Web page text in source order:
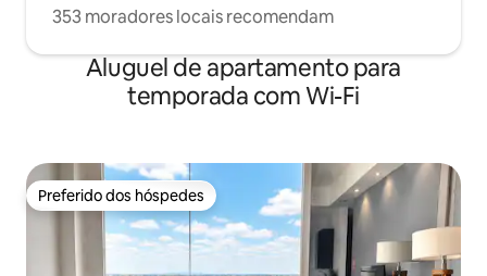
353 moradores locais recomendam
Aluguel de apartamento para
temporada com Wi-Fi
Preferido dos hóspedes
Preferido dos hóspedes